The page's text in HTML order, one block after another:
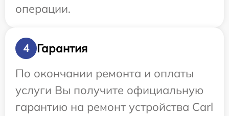
операции.
4
Гарантия
По окончании ремонта и оплаты
услуги Вы получите официальную
гарантию на ремонт устройства Carl